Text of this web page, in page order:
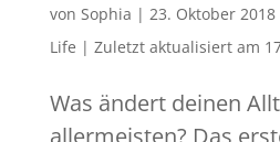
von Sophia | 23. Oktober 2018
Life | Zuletzt aktualisiert am
Was ändert deinen
allermeisten? Das